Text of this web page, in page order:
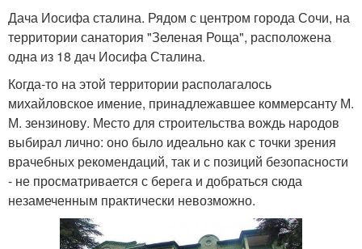
Дача Иосифа сталина. Рядом с центром города Сочи, на
территории санатория "Зеленая Роща", расположена
одна из 18 дач Иосифа Сталина.
Когда-то на этой территории располагалось
михайловское имение, принадлежавшее коммерсанту М.
М. зензинову. Место для строительства вождь народов
выбирал лично: оно было идеально как с точки зрения
врачебных рекомендаций, так и с позиций безопасности
- не просматривается с берега и добраться сюда
незамеченным практически невозможно.